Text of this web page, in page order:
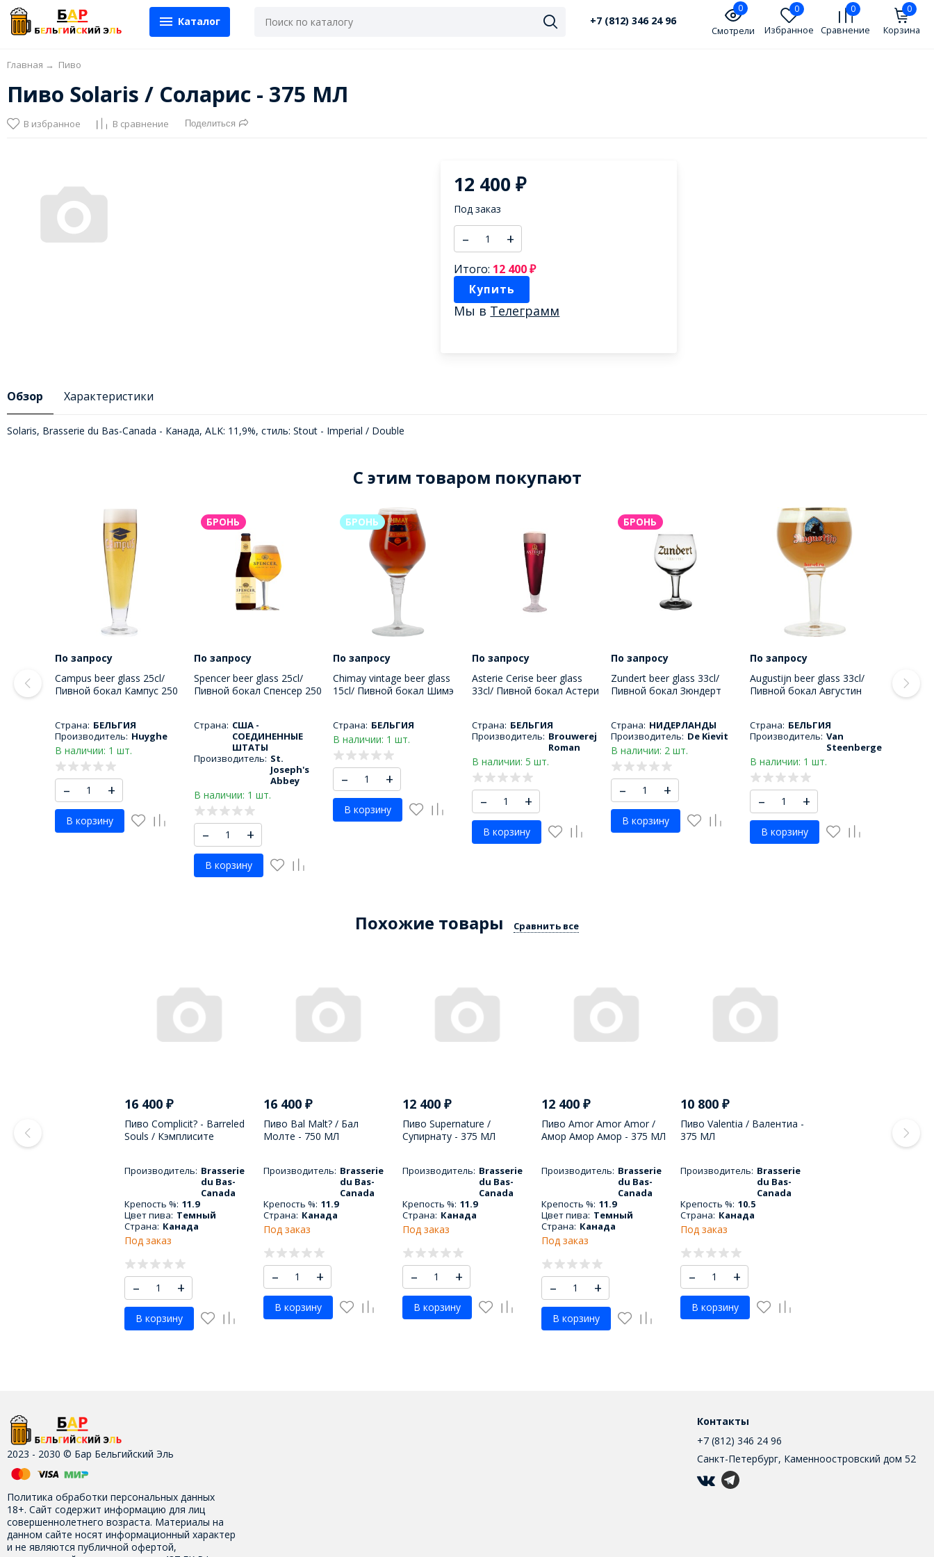
Каталог +7 (812) 346 24 96
0
Смотрели
0
Избранное
0
Сравнение
0
Корзина
Главная → Пиво
Пиво Solaris / Соларис - 375 МЛ
В избранное В сравнение Поделиться
12 400₽
Под заказ
– +
Итого: 12 400₽
Купить
Мы в Телеграмм
Обзор Характеристики
Solaris, Brasserie du Bas-Canada - Канада, ALK: 11,9%, стиль: Stout - Imperial / Double
C этим товаром покупают
По запросу
Campus beer glass 25cl/
Пивной бокал Кампус 250
Страна: БЕЛЬГИЯ
Производитель: Huyghe
В наличии: 1 шт.
– +
В корзину
БРОНЬ
По запросу
Spencer beer glass 25cl/
Пивной бокал Спенсер 250
Страна: США -
СОЕДИНЕННЫЕ
ШТАТЫ
Производитель: St.
Joseph's
Abbey
В наличии: 1 шт.
– +
В корзину
БРОНЬ
По запросу
Chimay vintage beer glass
15cl/ Пивной бокал Шимэ
Страна: БЕЛЬГИЯ
В наличии: 1 шт.
– +
В корзину
По запросу
Asterie Cerise beer glass
33cl/ Пивной бокал Астери
Страна: БЕЛЬГИЯ
Производитель: Brouwerej
Roman
В наличии: 5 шт.
– +
В корзину
БРОНЬ
По запросу
Zundert beer glass 33cl/
Пивной бокал Зюндерт
Страна: НИДЕРЛАНДЫ
Производитель: De Kievit
В наличии: 2 шт.
– +
В корзину
По запросу
Augustijn beer glass 33cl/
Пивной бокал Августин
Страна: БЕЛЬГИЯ
Производитель: Van
Steenberge
В наличии: 1 шт.
– +
В корзину
Похожие товары Сравнить все
16 400 ₽
Пиво Complicit? - Barreled
Souls / Кэмплисите
Производитель: Brasserie
du Bas-
Canada
Крепость %: 11.9
Цвет пива: Темный
Страна: Канада
Под заказ
– +
В корзину
16 400 ₽
Пиво Bal Malt? / Бал
Молтe - 750 МЛ
Производитель: Brasserie
du Bas-
Canada
Крепость %: 11.9
Страна: Канада
Под заказ
– +
В корзину
12 400 ₽
Пиво Supernature /
Супирнату - 375 МЛ
Производитель: Brasserie
du Bas-
Canada
Крепость %: 11.9
Страна: Канада
Под заказ
– +
В корзину
12 400 ₽
Пиво Amor Amor Amor /
Амор Амор Амор - 375 МЛ
Производитель: Brasserie
du Bas-
Canada
Крепость %: 11.9
Цвет пива: Темный
Страна: Канада
Под заказ
– +
В корзину
10 800 ₽
Пиво Valentia / Валентиа -
375 МЛ
Производитель: Brasserie
du Bas-
Canada
Крепость %: 10.5
Страна: Канада
Под заказ
– +
В корзину
2023 - 2030 © Бар Бельгийский Эль
Политика обработки персональных данных
18+. Сайт содержит информацию для лиц
совершеннолетнего возраста. Материалы на
данном сайте носят информационный характер
и не являются публичной офертой,
Контакты
+7 (812) 346 24 96
Санкт-Петербург, Каменноостровский дом 52